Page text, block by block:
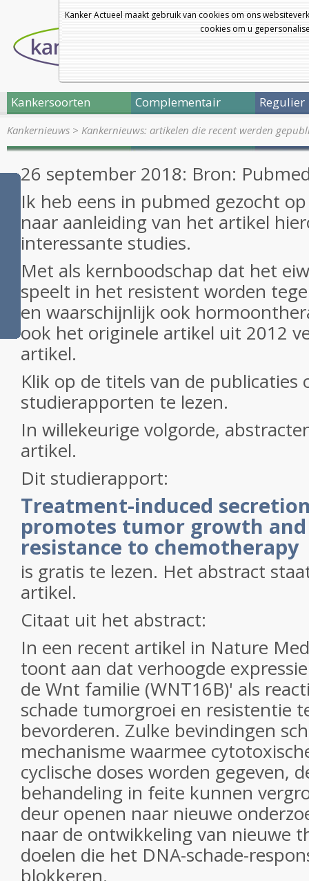
Kanker Actueel maakt gebruik van cookies om ons
cookies om u
Kankersoorten Complementair Regulier
Kankernieuws > Kankernieuws: artikelen die recent werden
26 september 2018: Bron:
Ik heb eens in pubmed gezocht
naar aanleiding van het artikel
interessante studies.
Met als kernboodschap dat het
speelt in het resistent worden
en waarschijnlijk ook
ook het originele artikel uit 2012
artikel.
Klik op de titels van de publicaties
studierapporten te lezen.
In willekeurige volgorde,
artikel.
Dit studierapport:
Treatment-induced
promotes tumor growth
resistance to chemotherapy
is gratis te lezen. Het abstract
artikel.
Citaat uit het abstract:
In een recent artikel in Nature
toont aan dat verhoogde
de Wnt familie (WNT16B)' als
schade tumorgroei en resistentie
bevorderen. Zulke bevindingen
mechanisme waarmee
cyclische doses worden gegeven,
behandeling in feite kunnen
deur openen naar nieuwe
naar de ontwikkeling van nieuwe
doelen die het DNA-schade-
blokkeren.